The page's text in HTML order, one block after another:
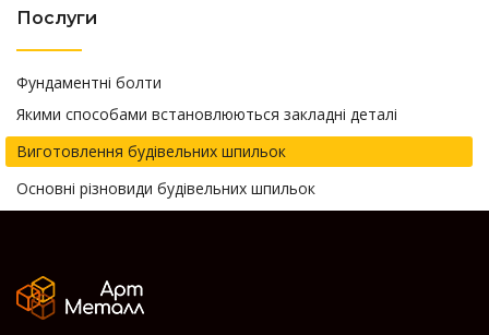
Послуги
Фундаментні болти
Якими способами встановлюються закладні деталі
Виготовлення будівельних шпильок
Основні різновиди будівельних шпильок